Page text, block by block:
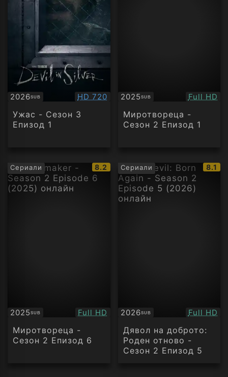
2026SUB
Субтитри Качество:
HD 720
Ужас - Сезон 3
Епизод 1
2025SUB
Субтитри Full HD
Миротвореца -
Сезон 2 Епизод 1
Сериали
IMDb
рейтинг:
8.2
2025SUB
Субтитри Качество:
Full HD
Миротвореца -
Сезон 2 Епизод 6
Сериали
IMDb
8.1
2026SUB
Субтитри Full HD
Дявол на доброто:
Роден отново -
Сезон 2 Епизод 5